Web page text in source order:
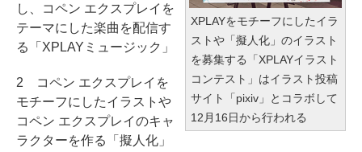
XPLAYをモチーフにしたイラ
ストや「擬人化」のイラスト
を募集する「XPLAYイラスト
コンテスト」はイラスト投稿
サイト「pixiv」とコラボして
12月16日から行われる
し、コペン エクスプレイを
テーマにした楽曲を配信す
る「XPLAYミュージック」
2 コペン エクスプレイを
モチーフにしたイラストや
コペン エクスプレイのキャ
ラクターを作る「擬人化」